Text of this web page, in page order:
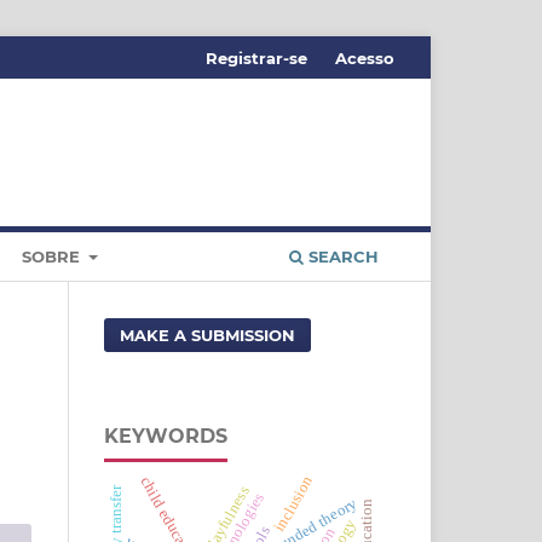
SOBRE SEARCH
Registrar-se Acesso
MAKE A SUBMISSION
KEYWORDS
child education inclusion
playfulness